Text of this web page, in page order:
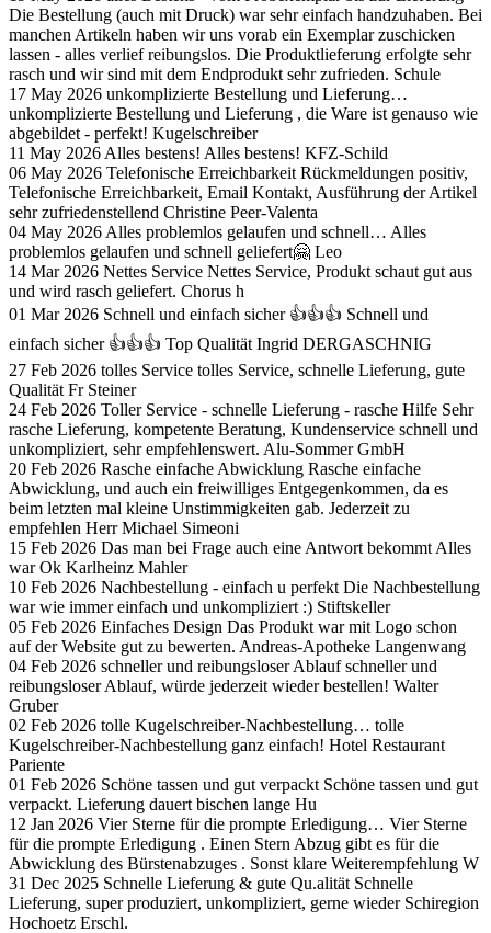
Die Bestellung (auch mit Druck) war sehr einfach handzuhaben. Bei
manchen Artikeln haben wir uns vorab ein Exemplar zuschicken
lassen - alles verlief reibungslos. Die Produktlieferung erfolgte sehr
rasch und wir sind mit dem Endprodukt sehr zufrieden. Schule
17 May 2026 unkomplizierte Bestellung und Lieferung…
unkomplizierte Bestellung und Lieferung , die Ware ist genauso wie
abgebildet - perfekt! Kugelschreiber
11 May 2026 Alles bestens! Alles bestens! KFZ-Schild
06 May 2026 Telefonische Erreichbarkeit Rückmeldungen positiv,
Telefonische Erreichbarkeit, Email Kontakt, Ausführung der Artikel
sehr zufriedenstellend Christine Peer-Valenta
04 May 2026 Alles problemlos gelaufen und schnell… Alles
problemlos gelaufen und schnell geliefert🤗 Leo
14 Mar 2026 Nettes Service Nettes Service, Produkt schaut gut aus
und wird rasch geliefert. Chorus h
01 Mar 2026 Schnell und einfach sicher 👍👍👍 Schnell und
einfach sicher 👍👍👍 Top Qualität Ingrid DERGASCHNIG
27 Feb 2026 tolles Service tolles Service, schnelle Lieferung, gute
Qualität Fr Steiner
24 Feb 2026 Toller Service - schnelle Lieferung - rasche Hilfe Sehr
rasche Lieferung, kompetente Beratung, Kundenservice schnell und
unkompliziert, sehr empfehlenswert. Alu-Sommer GmbH
20 Feb 2026 Rasche einfache Abwicklung Rasche einfache
Abwicklung, und auch ein freiwilliges Entgegenkommen, da es
beim letzten mal kleine Unstimmigkeiten gab. Jederzeit zu
empfehlen Herr Michael Simeoni
15 Feb 2026 Das man bei Frage auch eine Antwort bekommt Alles
war Ok Karlheinz Mahler
10 Feb 2026 Nachbestellung - einfach u perfekt Die Nachbestellung
war wie immer einfach und unkompliziert :) Stiftskeller
05 Feb 2026 Einfaches Design Das Produkt war mit Logo schon
auf der Website gut zu bewerten. Andreas-Apotheke Langenwang
04 Feb 2026 schneller und reibungsloser Ablauf schneller und
reibungsloser Ablauf, würde jederzeit wieder bestellen! Walter
Gruber
02 Feb 2026 tolle Kugelschreiber-Nachbestellung… tolle
Kugelschreiber-Nachbestellung ganz einfach! Hotel Restaurant
Pariente
01 Feb 2026 Schöne tassen und gut verpackt Schöne tassen und gut
verpackt. Lieferung dauert bischen lange Hu
12 Jan 2026 Vier Sterne für die prompte Erledigung… Vier Sterne
für die prompte Erledigung . Einen Stern Abzug gibt es für die
Abwicklung des Bürstenabzuges . Sonst klare Weiterempfehlung W
31 Dec 2025 Schnelle Lieferung & gute Qu.alität Schnelle
Lieferung, super produziert, unkompliziert, gerne wieder Schiregion
Hochoetz Erschl.